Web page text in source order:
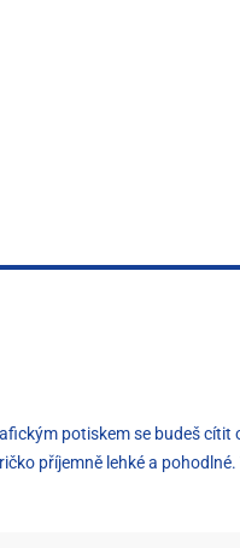
potiskem se budeš
příjemně lehké a